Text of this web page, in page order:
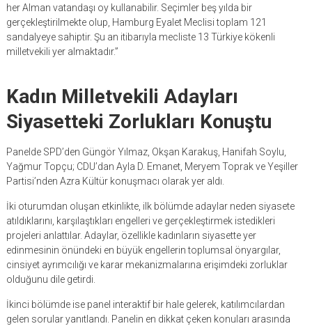
her Alman vatandaşı oy kullanabilir. Seçimler beş yılda bir
gerçekleştirilmekte olup, Hamburg Eyalet Meclisi toplam 121
sandalyeye sahiptir. Şu an itibarıyla mecliste 13 Türkiye kökenli
milletvekili yer almaktadır.”
Kadın Milletvekili Adayları
Siyasetteki Zorlukları Konuştu
Panelde SPD’den Güngör Yılmaz, Okşan Karakuş, Hanifah Soylu,
Yağmur Topçu; CDU’dan Ayla D. Emanet, Meryem Toprak ve Yeşiller
Partisi’nden Azra Kültür konuşmacı olarak yer aldı.
İki oturumdan oluşan etkinlikte, ilk bölümde adaylar neden siyasete
atıldıklarını, karşılaştıkları engelleri ve gerçekleştirmek istedikleri
projeleri anlattılar. Adaylar, özellikle kadınların siyasette yer
edinmesinin önündeki en büyük engellerin toplumsal önyargılar,
cinsiyet ayrımcılığı ve karar mekanizmalarına erişimdeki zorluklar
olduğunu dile getirdi.
İkinci bölümde ise panel interaktif bir hale gelerek, katılımcılardan
gelen sorular yanıtlandı. Panelin en dikkat çeken konuları arasında